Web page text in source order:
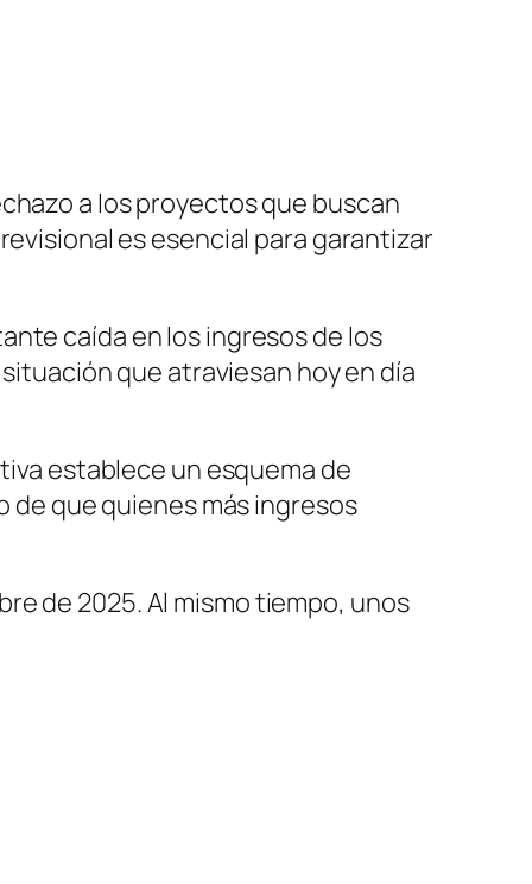
a los proyectos que buscan
es esencial para garantizar
caída en los ingresos de los
que atraviesan hoy en día
establece un esquema de
que quienes más ingresos
de 2025. Al mismo tiempo, unos